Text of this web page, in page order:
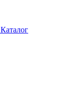
Каталог